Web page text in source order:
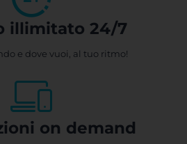
illimitato 24/7
e dove vuoi, al tuo ritmo!
on demand